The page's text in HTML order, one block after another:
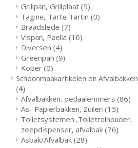
Grillpan, Grillplaat (9)
Tagine, Tarte Tartin (0)
Braadslede (7)
Vispan, Paella (16)
Diversen (4)
Greenpan (9)
Koper (0)
Schoonmaakartikelen en Afvalbakken
(4)
Afvalbakken, pedaalemmers (86)
As- Papierbakken, Zuilen (15)
Toiletsystemen ,Toiletrolhouder,
zeepdispenser, afvalbak (76)
Asbak/Afvalbak (28)